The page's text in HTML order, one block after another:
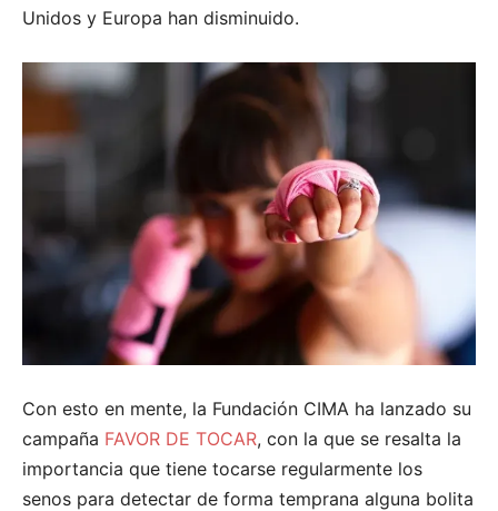
Unidos y Europa han disminuido.
Con esto en mente, la Fundación CIMA ha lanzado su
campaña FAVOR DE TOCAR, con la que se resalta la
importancia que tiene tocarse regularmente los
senos para detectar de forma temprana alguna bolita